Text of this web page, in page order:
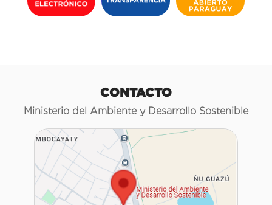
CONTACTO
Ministerio del Ambiente y Desarrollo Sostenible